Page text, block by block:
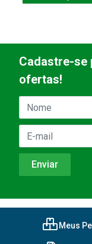
Cadastre-se
ofertas!
Meus